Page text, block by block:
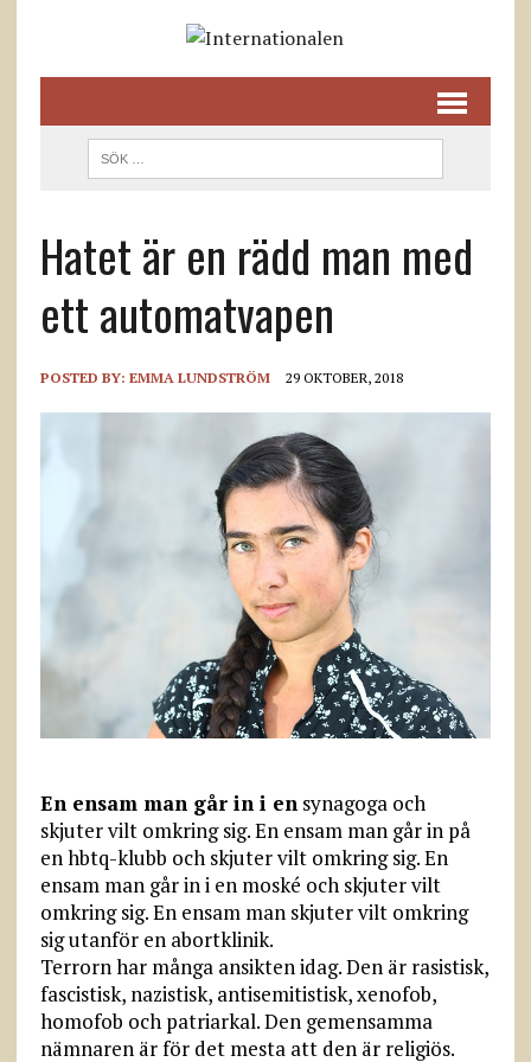
Hatet är en rädd man med
ett automatvapen
POSTED BY: EMMA LUNDSTRÖM 29 OKTOBER, 2018
En ensam man går in i ensynagoga och
skjuter vilt omkring sig. En ensam man går in på
en hbtq-klubb och skjuter vilt omkring sig. En
ensam man går in i en moské och skjuter vilt
omkring sig. En ensam man skjuter vilt omkring
sig utanför en abortklinik.
Terrorn har många ansikten idag. Den är rasistisk,
fascistisk, nazistisk, antisemitistisk, xenofob,
homofob och patriarkal. Den gemensamma
nämnaren är för det mesta att den är religiös.